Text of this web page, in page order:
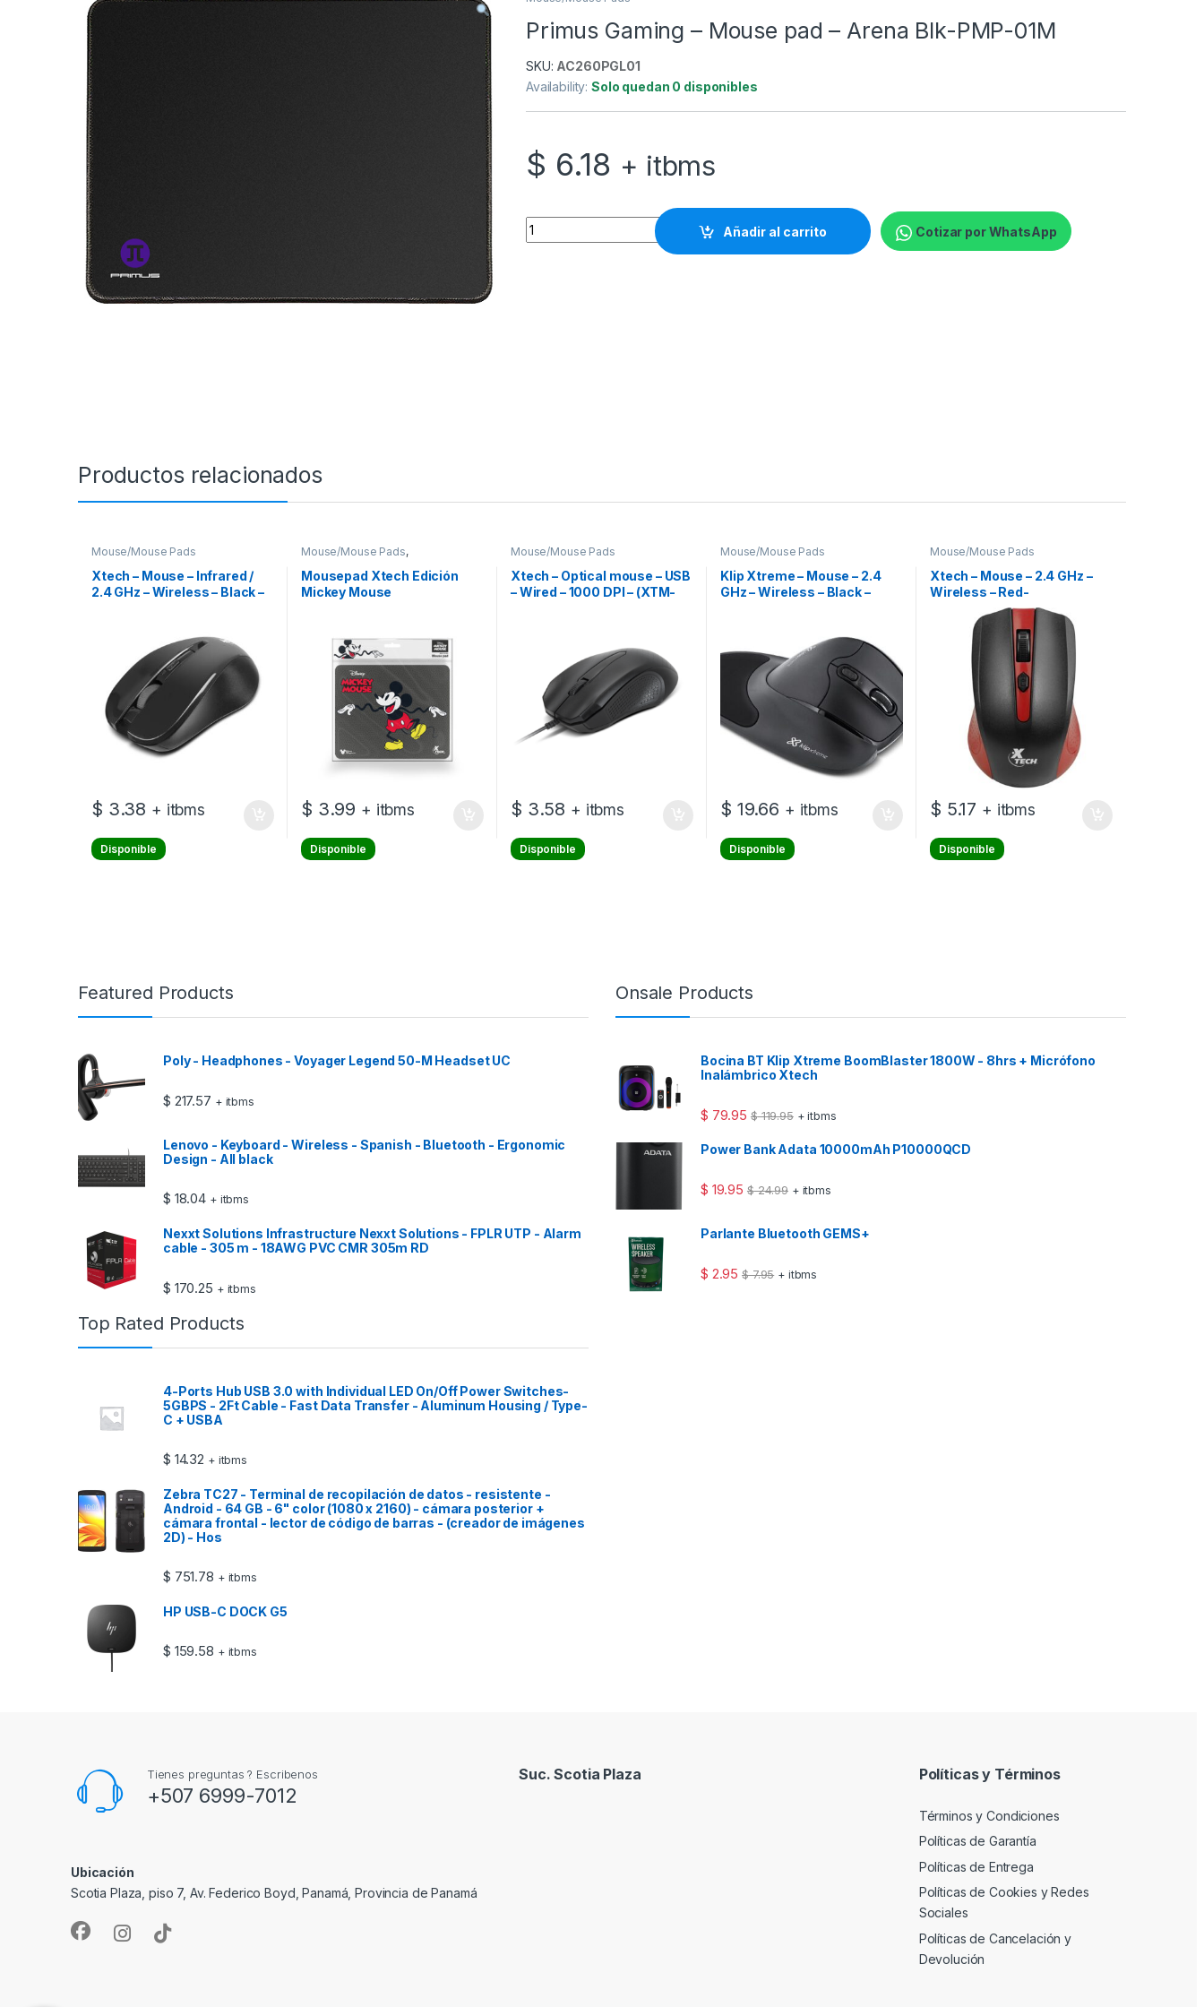
Primus Gaming – Mouse pad – Arena Blk-PMP-01M
SKU: AC260PGL01
Availability:Solo quedan 0 disponibles
$ 6.18 + itbms
Primus Gaming - Mouse pad - Arena Blk-PMP-01M quantity
Añadir al carrito Cotizar por WhatsApp
Productos relacionados
Mouse/Mouse Pads
Xtech – Mouse – Infrared /
2.4 GHz – Wireless – Black –
$ 3.38 + itbms
Disponible
Mouse/Mouse Pads,
Mouses/Mouse Pads
Mousepad Xtech Edición
Mickey Mouse
$ 3.99 + itbms
Disponible
Mouse/Mouse Pads
Xtech – Optical mouse – USB
– Wired – 1000 DPI – (XTM-
$ 3.58 + itbms
Disponible
Mouse/Mouse Pads
Klip Xtreme – Mouse – 2.4
GHz – Wireless – Black –
$ 19.66 + itbms
Disponible
Mouse/Mouse Pads
Xtech – Mouse – 2.4 GHz –
Wireless – Red-
1600dpiXTM-310RD
$ 5.17 + itbms
Disponible
Featured Products
Poly - Headphones - Voyager Legend 50-M Headset UC
$ 217.57 + itbms
Lenovo - Keyboard - Wireless - Spanish - Bluetooth - Ergonomic
Design - All black
$ 18.04 + itbms
Nexxt Solutions Infrastructure Nexxt Solutions - FPLR UTP - Alarm
cable - 305 m - 18AWG PVC CMR 305m RD
$ 170.25 + itbms
Onsale Products
Bocina BT Klip Xtreme BoomBlaster 1800W - 8hrs + Micrófono
Inalámbrico Xtech
$ 79.95 $119.95 + itbms
Power Bank Adata 10000mAh P10000QCD
$ 19.95 $24.99 + itbms
Parlante Bluetooth GEMS+
$ 2.95 $7.95 + itbms
Top Rated Products
4-Ports Hub USB 3.0 with Individual LED On/Off Power Switches-
5GBPS - 2Ft Cable - Fast Data Transfer - Aluminum Housing / Type-
C + USBA
$ 14.32 + itbms
Zebra TC27 - Terminal de recopilación de datos - resistente -
Android - 64 GB - 6" color (1080 x 2160) - cámara posterior +
cámara frontal - lector de código de barras - (creador de imágenes
2D) - Hos
$ 751.78 + itbms
HP USB-C DOCK G5
$ 159.58 + itbms
Tienes preguntas ? Escribenos
+507 6999-7012
Ubicación
Scotia Plaza, piso 7, Av. Federico Boyd, Panamá, Provincia de Panamá
Suc. Scotia Plaza Políticas y Términos
Términos y Condiciones
Políticas de Garantía
Políticas de Entrega
Políticas de Cookies y Redes
Sociales
Políticas de Cancelación y
Devolución